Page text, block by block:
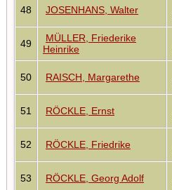
48 JOSENHANS, Walter
49
MÜLLER, Friederike
Heinrike
50 RAISCH, Margarethe
51 RÖCKLE, Ernst
52 RÖCKLE, Friedrike
53 RÖCKLE, Georg Adolf